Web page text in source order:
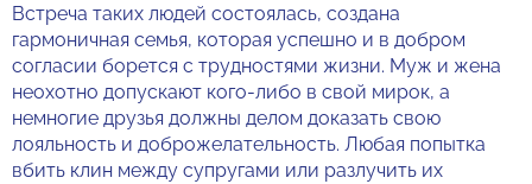
Встреча таких людей состоялась, создана
гармоничная семья, которая успешно и в добром
согласии борется с трудностями жизни. Муж и жена
неохотно допускают кого-либо в свой мирок, а
немногие друзья должны делом доказать свою
лояльность и доброжелательность. Любая попытка
вбить клин между супругами или разлучить их